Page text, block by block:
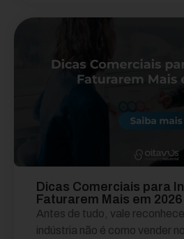
Dicas Comerciais para
Faturarem Mais em 2026
Antes de tudo, vale
indústria não é como vender